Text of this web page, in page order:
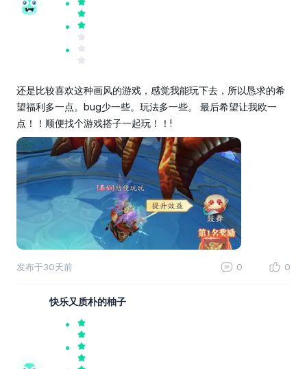
还是比较喜欢这种画风的游戏，感觉我能玩下去，所以恳求的希
望福利多一点。bug少一些。玩法多一些。 最后希望让我欧一
点！！顺便找个游戏搭子一起玩！！!
发布于30天前 0 0
快乐又质朴的柚子